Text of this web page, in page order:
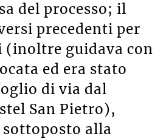
del processo; il
precedenti per
(inoltre guidava con
ed era stato
di via dal
San Pietro),
alla